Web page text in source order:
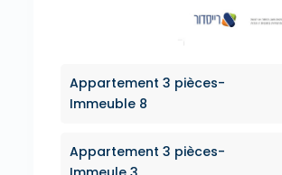
Appartement 3 pièces-
Immeuble 8
Appartement 3 pièces-